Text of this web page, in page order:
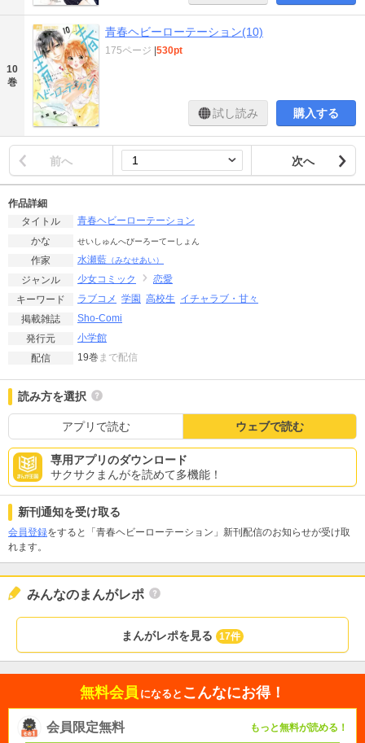
10
巻
青春ヘビーローテーション(10)
175ページ |530pt
試し読み 購入する
前へ 次へ
作品詳細
タイトル
青春ヘビーローテーション
かな
せいしゅんへびーろーてーしょん
作家 水瀬藍 （みなせあい）
ジャンル 少女コミック
恋愛
キーワード
ラブコメ 学園 高校生 イチャラブ・甘々
掲載雑誌
Sho-Comi
発行元
小学館
配信
19巻 まで配信
読み方を選択
アプリで読む ウェブで読む
専用アプリのダウンロード
サクサクまんがを読めて多機能！
新刊通知を受け取る
会員登録をすると「青春ヘビーローテーション」新刊配信のお知らせが受け取
れます。
みんなのまんがレポ
まんがレポを見る 17件
無料会員 になると こんなにお得！
会員限定無料 もっと無料が読める！